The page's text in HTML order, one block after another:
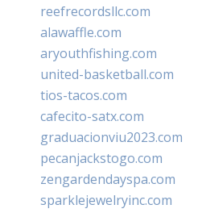
reefrecordsllc.com
alawaffle.com
aryouthfishing.com
united-basketball.com
tios-tacos.com
cafecito-satx.com
graduacionviu2023.com
pecanjackstogo.com
zengardendayspa.com
sparklejewelryinc.com